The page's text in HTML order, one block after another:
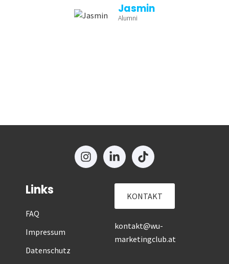
Jasmin
Alumni
Links
FAQ
Impressum
Datenschutz
KONTAKT
kontakt@wu-
marketingclub.at